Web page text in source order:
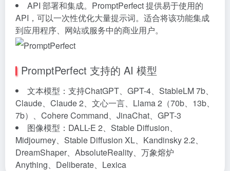
API 部署和集成。PromptPerfect 提供易于使用的
API，可以一次性优化大量提示词。适合将该功能集成
到应用程序、网站或服务中的商业用户。
PromptPerfect 支持的 AI 模型
文本模型：支持ChatGPT、GPT-4、StableLM 7b、
Claude、Claude 2、文心一言、Llama 2（70b、13b、
7b）、Cohere Command、JinaChat、GPT-3
图像模型：DALL-E 2、Stable Diffusion、
Midjourney、Stable Diffusion XL、Kandinsky 2.2、
DreamShaper、AbsoluteReality、万象熔炉
Anything、Deliberate、Lexica